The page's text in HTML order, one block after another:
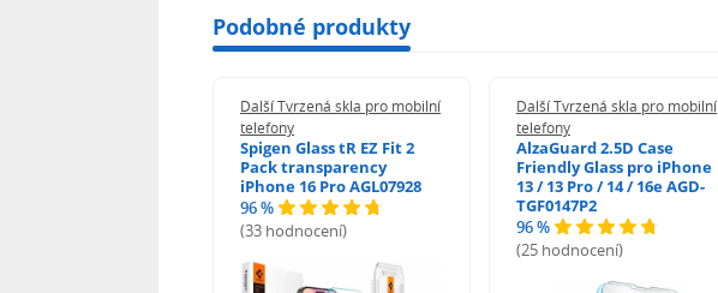
Podobné produkty
Další Tvrzená skla pro mobilní
telefony
Spigen Glass tR EZ Fit 2
Pack transparency
iPhone 16 Pro AGL07928
96 %
(33 hodnocení)
Další Tvrzená skla pro mobilní
telefony
AlzaGuard 2.5D Case
Friendly Glass pro iPhone
13 / 13 Pro / 14 / 16e AGD-
TGF0147P2
96 %
(25 hodnocení)